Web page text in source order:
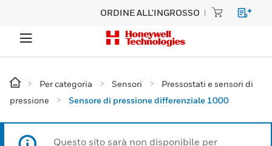
ORDINE ALL'INGROSSO
Per categoria Sensori
Pressostati e sensori di
pressione
Sensore di pressione differenziale 1000
Questo sito sarà non disponibile per